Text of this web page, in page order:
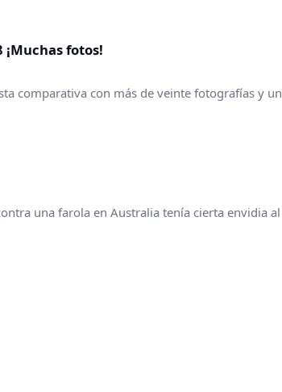
fotos!
comparativa con más de veinte fotografías y un
una farola en Australia tenía cierta envidia al